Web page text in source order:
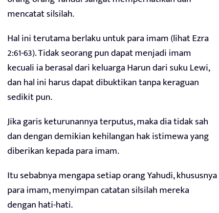
mencatat silsilah.
Hal ini terutama berlaku untuk para imam (lihat Ezra
2:61-63). Tidak seorang pun dapat menjadi imam
kecuali ia berasal dari keluarga Harun dari suku Lewi,
dan hal ini harus dapat dibuktikan tanpa keraguan
sedikit pun.
Jika garis keturunannya terputus, maka dia tidak sah
dan dengan demikian kehilangan hak istimewa yang
diberikan kepada para imam.
Itu sebabnya mengapa setiap orang Yahudi, khususnya
para imam, menyimpan catatan silsilah mereka
dengan hati-hati.